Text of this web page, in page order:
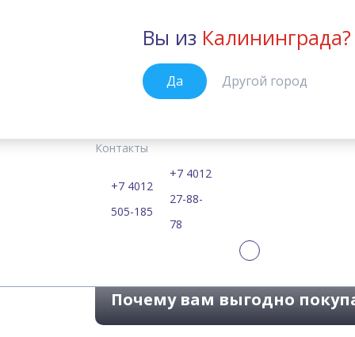
Калининград
Вы из Калининграда?
Да Другой город
Цены
Контакты
+7 4012
505-185
+7 4012
27-88-
78
Самые
Почему вам выгодно